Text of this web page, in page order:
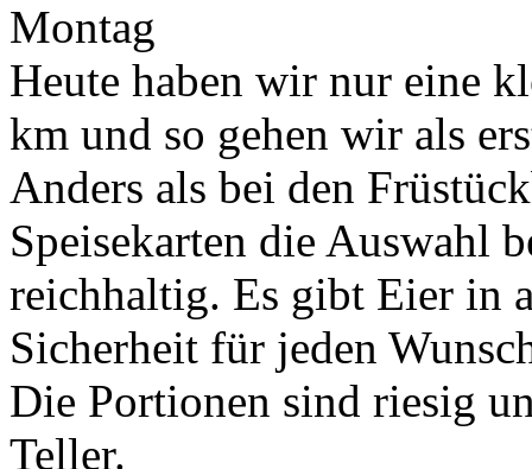
Montag
Heute haben wir nur eine
km und so gehen wir als
Anders als bei den
Speisekarten die Auswahl
reichhaltig. Es gibt Eier in
Sicherheit für jeden
Die Portionen sind riesig
Teller.